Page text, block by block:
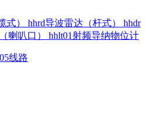
式） hhrd导波雷达（杆式） hhdr
喇叭口） hhlt01射频导纳物位计
线路